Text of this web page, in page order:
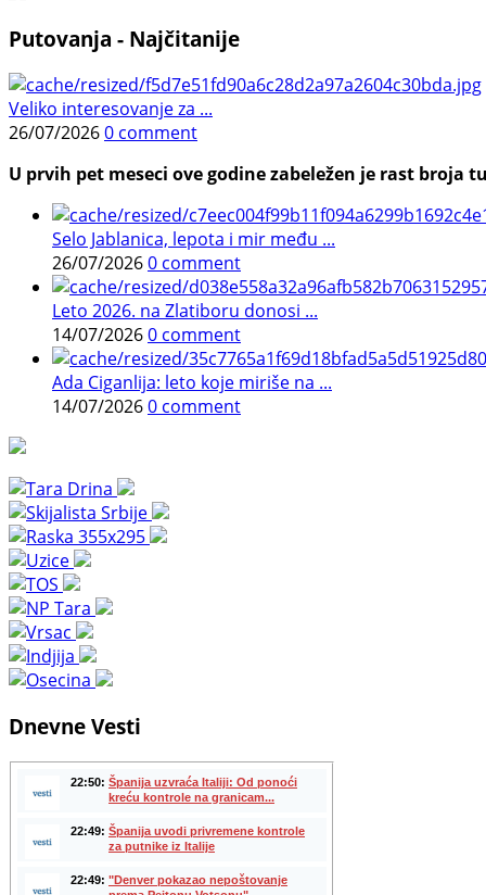
Putovanja - Najčitanije
Veliko interesovanje za ...
26/07/20260 comment
U prvih pet meseci ove godine zabeležen je rast
Selo Jablanica, lepota i mir među ...
26/07/20260 comment
Leto 2026. na Zlatiboru donosi ...
14/07/20260 comment
Ada Ciganlija: leto koje miriše na ...
14/07/20260 comment
Dnevne Vesti